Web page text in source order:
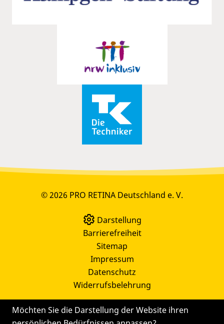
Möchten Sie die Darstellung der Website ihren
© 2026 PRO RETINA Deutschland e. V.
Darstellung
Barrierefreiheit
Sitemap
Impressum
Datenschutz
Widerrufsbelehrung